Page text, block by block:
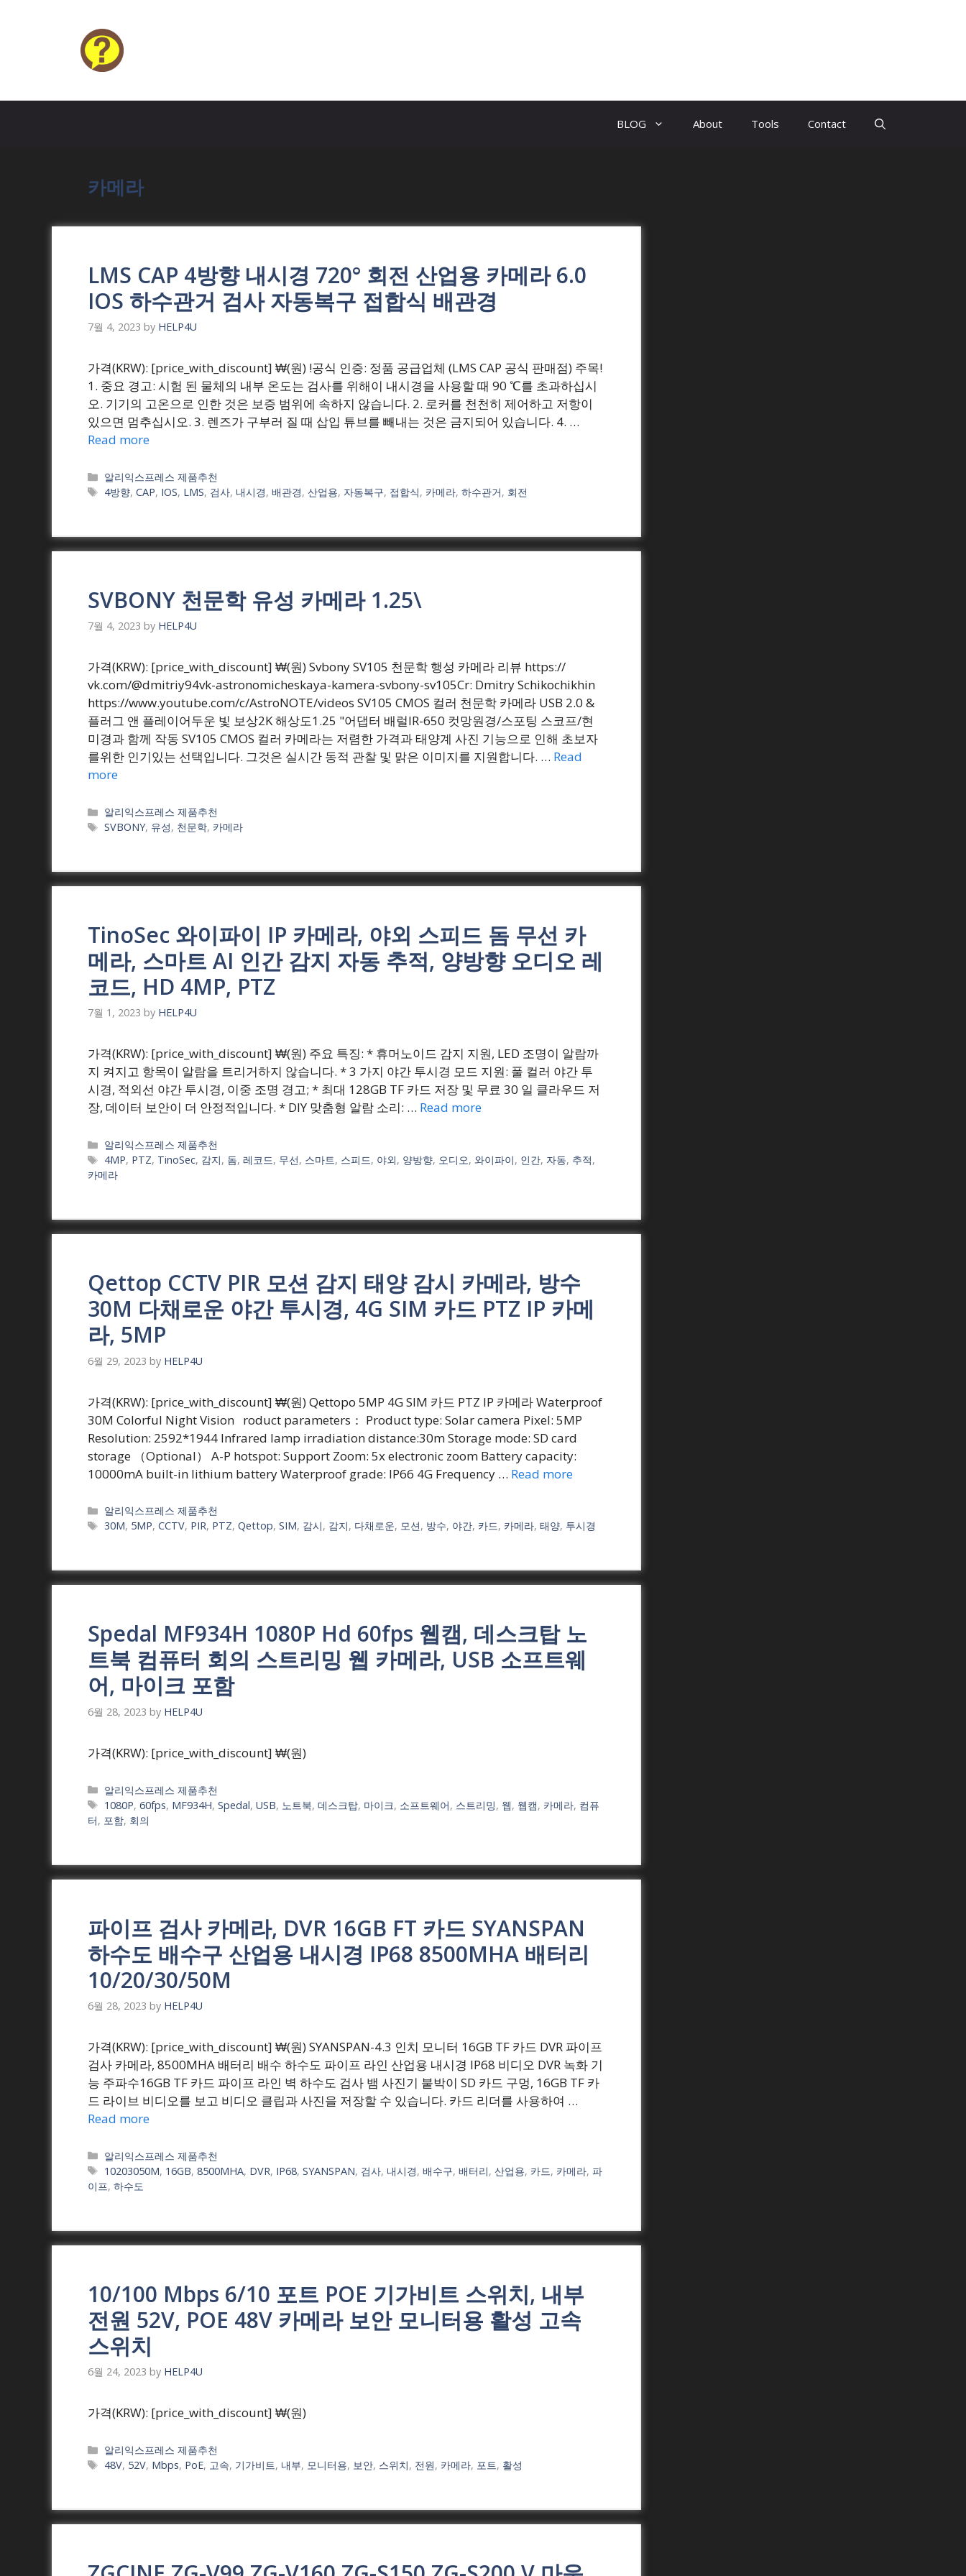
BLOG About Tools Contact
카메라
LMS CAP 4방향 내시경 720° 회전 산업용 카메라 6.0
IOS 하수관거 검사 자동복구 접합식 배관경
7월 4, 2023 by HELP4U
가격(KRW): [price_with_discount] ₩(원) !공식 인증: 정품 공급업체 (LMS CAP 공식 판매점) 주목!
1. 중요 경고: 시험 된 물체의 내부 온도는 검사를 위해이 내시경을 사용할 때 90 ℃를 초과하십시
오. 기기의 고온으로 인한 것은 보증 범위에 속하지 않습니다. 2. 로커를 천천히 제어하고 저항이
있으면 멈추십시오. 3. 렌즈가 구부러 질 때 삽입 튜브를 빼내는 것은 금지되어 있습니다. 4. …
Read more
Categories
알리익스프레스 제품추천
Tags
4방향,CAP, IOS, LMS, 검사, 내시경,배관경,산업용, 자동복구, 접합식, 카메라,하수관거, 회전
SVBONY 천문학 유성 카메라 1.25\
7월 4, 2023 by HELP4U
가격(KRW): [price_with_discount] ₩(원) Svbony SV105 천문학 행성 카메라 리뷰 https://
vk.com/@dmitriy94vk-astronomicheskaya-kamera-svbony-sv105Cr: Dmitry Schikochikhin
https://www.youtube.com/c/AstroNOTE/videos SV105 CMOS 컬러 천문학 카메라 USB 2.0 &
플러그 앤 플레이어두운 빛 보상2K 해상도1.25 "어댑터 배럴IR-650 컷망원경/스포팅 스코프/현
미경과 함께 작동 SV105 CMOS 컬러 카메라는 저렴한 가격과 태양계 사진 기능으로 인해 초보자
를위한 인기있는 선택입니다. 그것은 실시간 동적 관찰 및 맑은 이미지를 지원합니다. … Read
more
Categories
알리익스프레스 제품추천
Tags
SVBONY, 유성, 천문학, 카메라
TinoSec 와이파이 IP 카메라, 야외 스피드 돔 무선 카
메라, 스마트 AI 인간 감지 자동 추적, 양방향 오디오 레
코드, HD 4MP, PTZ
7월 1, 2023 by HELP4U
가격(KRW): [price_with_discount] ₩(원) 주요 특징: * 휴머노이드 감지 지원, LED 조명이 알람까
지 켜지고 항목이 알람을 트리거하지 않습니다. * 3 가지 야간 투시경 모드 지원: 풀 컬러 야간 투
시경, 적외선 야간 투시경, 이중 조명 경고; * 최대 128GB TF 카드 저장 및 무료 30 일 클라우드 저
장, 데이터 보안이 더 안정적입니다. * DIY 맞춤형 알람 소리: … Read more
Categories
알리익스프레스 제품추천
Tags
4MP, PTZ, TinoSec, 감지, 돔,레코드, 무선, 스마트, 스피드, 야외, 양방향, 오디오,와이파이, 인간, 자동, 추적,
카메라
Qettop CCTV PIR 모션 감지 태양 감시 카메라, 방수
30M 다채로운 야간 투시경, 4G SIM 카드 PTZ IP 카메
라, 5MP
6월 29, 2023 by HELP4U
가격(KRW): [price_with_discount] ₩(원) Qettopo 5MP 4G SIM 카드 PTZ IP 카메라 Waterproof
30M Colorful Night Vision roduct parameters： Product type: Solar camera Pixel: 5MP
Resolution: 2592*1944 Infrared lamp irradiation distance:30m Storage mode: SD card
storage （Optional） A-P hotspot: Support Zoom: 5x electronic zoom Battery capacity:
10000mA built-in lithium battery Waterproof grade: IP66 4G Frequency … Read more
Categories
알리익스프레스 제품추천
Tags
30M, 5MP,CCTV, PIR, PTZ,Qettop,SIM, 감시, 감지, 다채로운, 모션, 방수, 야간, 카드, 카메라,태양, 투시경
Spedal MF934H 1080P Hd 60fps 웹캠, 데스크탑 노
트북 컴퓨터 회의 스트리밍 웹 카메라, USB 소프트웨
어, 마이크 포함
6월 28, 2023 by HELP4U
가격(KRW): [price_with_discount] ₩(원)
Categories
알리익스프레스 제품추천
Tags
1080P,60fps, MF934H,Spedal,USB, 노트북,데스크탑, 마이크, 소프트웨어, 스트리밍, 웹, 웹캠, 카메라, 컴퓨
터, 포함, 회의
파이프 검사 카메라, DVR 16GB FT 카드 SYANSPAN
하수도 배수구 산업용 내시경 IP68 8500MHA 배터리
10/20/30/50M
6월 28, 2023 by HELP4U
가격(KRW): [price_with_discount] ₩(원) SYANSPAN-4.3 인치 모니터 16GB TF 카드 DVR 파이프
검사 카메라, 8500MHA 배터리 배수 하수도 파이프 라인 산업용 내시경 IP68 비디오 DVR 녹화 기
능 주파수16GB TF 카드 파이프 라인 벽 하수도 검사 뱀 사진기 붙박이 SD 카드 구멍, 16GB TF 카
드 라이브 비디오를 보고 비디오 클립과 사진을 저장할 수 있습니다. 카드 리더를 사용하여 …
Read more
Categories
알리익스프레스 제품추천
Tags
10203050M, 16GB,8500MHA, DVR, IP68,SYANSPAN, 검사, 내시경,배수구,배터리,산업용, 카드, 카메라,파
이프, 하수도
10/100 Mbps 6/10 포트 POE 기가비트 스위치, 내부
전원 52V, POE 48V 카메라 보안 모니터용 활성 고속
스위치
6월 24, 2023 by HELP4U
가격(KRW): [price_with_discount] ₩(원)
Categories
알리익스프레스 제품추천
Tags
48V, 52V, Mbps, PoE, 고속, 기가비트, 내부, 모니터용, 보안, 스위치, 전원, 카메라, 포트, 활성